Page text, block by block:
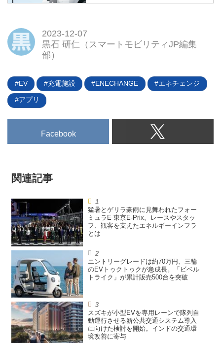
の背景を深堀りしてみたい。
オーダーを抱える新型EVピック
ォーマンス版の「サイバービース
ー自動車導入促進補助金）
正予算および令和5年度当初予算
の合計900億円の1.4倍にもなる。
りも心配されたCEV補助金が継続
されることになったのは朗報と言
える一方、交付の条件はより厳し
2023-12-07
黒石 研仁（スマートモビリティJP編集
部）
EV 充電施設 ENECHANGE エネチェンジ
アプリ
Facebook
関連記事
猛暑とゲリラ豪雨に見舞われたフォー
ミュラE 東京E-Prix。レースやスタッ
フ、観客を支えたエネルギーインフラ
とは
エントリーグレードは約70万円、三輪
のEVトゥクトゥクが急成長。「ビベル
トライク」が累計販売500台を突破
スズキが小型EVを専用レーンで隊列自
動運行させる新公共交通システム導入
に向けた検討を開始。インドの交通環
境改善に寄与